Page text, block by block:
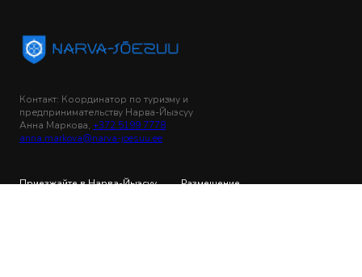
Контакт: Координатор по туризму и
предпринимательству Нарва-Йыэсуу
Анна Маркова, +372 5199 7778
anna.markova@narva-joesuu.ee
Приезжайте в Нарва-Йыэсуу
Размещение